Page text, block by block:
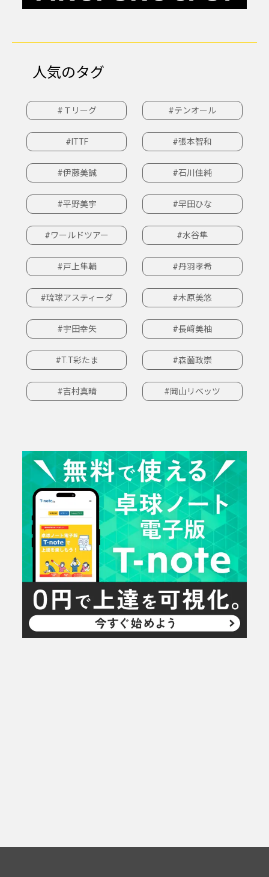
人気のタグ
#Ｔリーグ #テンオール
#ITTF #張本智和
#伊藤美誠 #石川佳純
#平野美宇 #早田ひな
#ワールドツアー #水谷隼
#戸上隼輔 #丹羽孝希
#琉球アスティーダ #木原美悠
#宇田幸矢 #長﨑美柚
#T.T彩たま #森薗政崇
#吉村真晴 #岡山リベッツ